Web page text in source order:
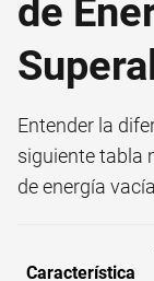
de
Entender la
siguiente tabla
de energía
Característica